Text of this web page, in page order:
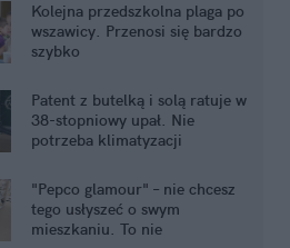
Kolejna przedszkolna plaga po
wszawicy. Przenosi się bardzo
szybko
Patent z butelką i solą ratuje w
38-stopniowy upał. Nie
potrzeba klimatyzacji
"Pepco glamour" – nie chcesz
tego usłyszeć o swym
mieszkaniu. To nie